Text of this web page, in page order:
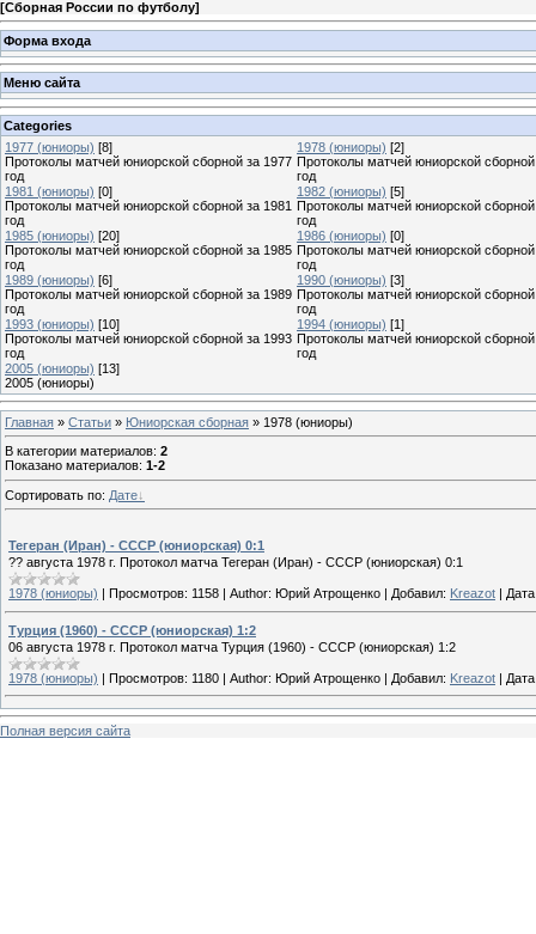
[Сборная России по футболу]
Форма входа
Меню сайта
Categories
1977 (юниоры) [8]
Протоколы матчей юниорской сборной за 1977
год
1978 (юниоры) [2]
Протоколы матчей юниорской сборной
год
1981 (юниоры) [0]
Протоколы матчей юниорской сборной за 1981
год
1982 (юниоры) [5]
Протоколы матчей юниорской сборной
год
1985 (юниоры) [20]
Протоколы матчей юниорской сборной за 1985
год
1986 (юниоры) [0]
Протоколы матчей юниорской сборной
год
1989 (юниоры) [6]
Протоколы матчей юниорской сборной за 1989
год
1990 (юниоры) [3]
Протоколы матчей юниорской сборной
год
1993 (юниоры) [10]
Протоколы матчей юниорской сборной за 1993
год
1994 (юниоры) [1]
Протоколы матчей юниорской сборной
год
2005 (юниоры) [13]
2005 (юниоры)
Главная » Статьи » Юниорская сборная » 1978 (юниоры)
В категории материалов: 2
Показано материалов: 1-2
Сортировать по: Дате
Тегеран (Иран) - СССР (юниорская) 0:1
?? августа 1978 г. Протокол матча Тегеран (Иран) - СССР (юниорская) 0:1
1978 (юниоры) Просмотров: 1158 Author: Юрий Атрощенко Добавил: Kreazot
Турция (1960) - СССР (юниорская) 1:2
06 августа 1978 г. Протокол матча Турция (1960) - СССР (юниорская) 1:2
1978 (юниоры) | Просмотров: 1180 | Author: Юрий Атрощенко | Добавил: Kreazot |
Полная версия сайта